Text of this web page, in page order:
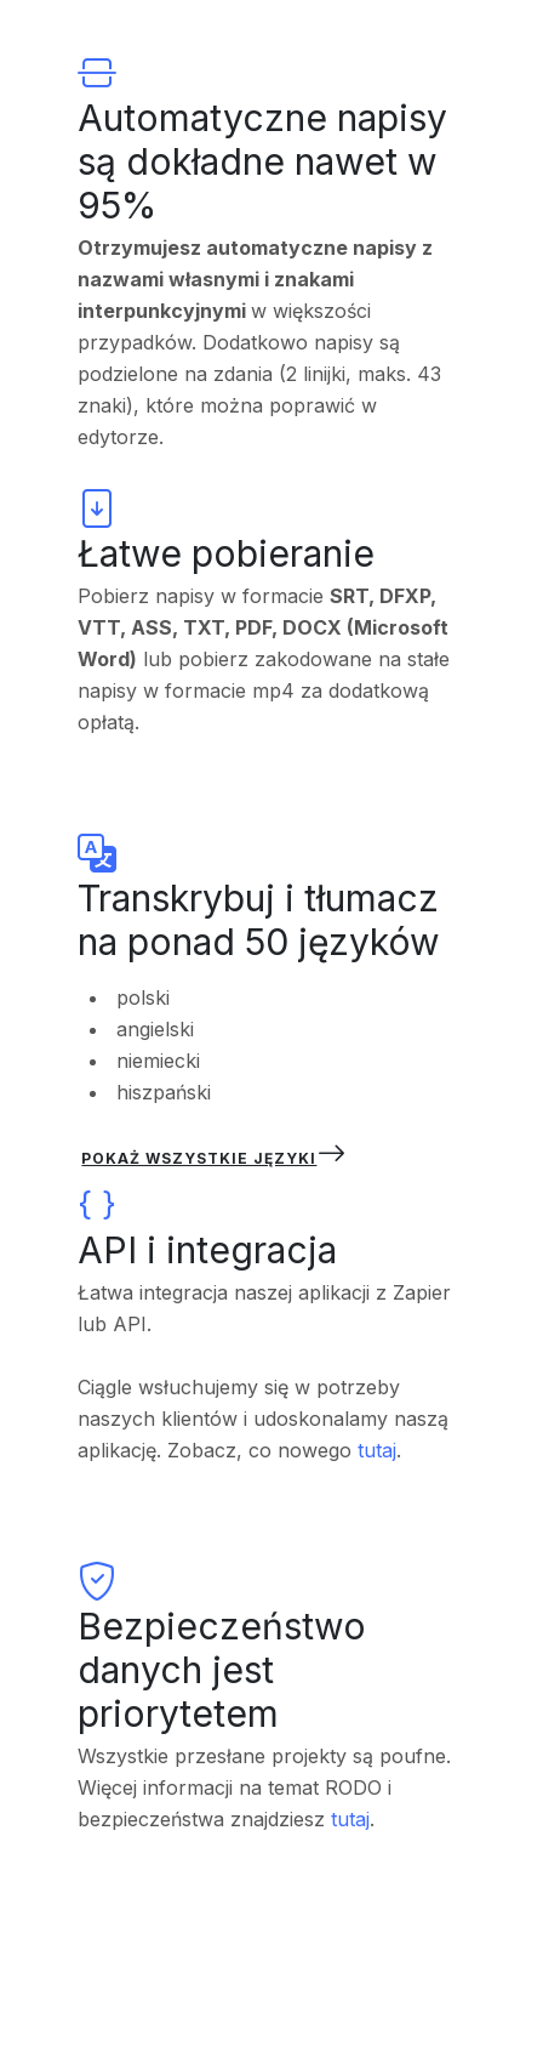
Automatyczne napisy
są dokładne nawet w
95%
Otrzymujesz automatyczne napisy z
nazwami własnymi i znakami
interpunkcyjnymiw większości
przypadków. Dodatkowo napisy są
podzielone na zdania (2 linijki, maks. 43
znaki), które można poprawić w
edytorze.
Łatwe pobieranie
Pobierz napisy w formacieSRT, DFXP,
VTT, ASS, TXT, PDF, DOCX (Microsoft
Word) lub pobierz zakodowane na stałe
napisy w formacie mp4 za dodatkową
opłatą.
Transkrybuj i tłumacz
na ponad 50 języków
polski
angielski
niemiecki
hiszpański
POKAŻ WSZYSTKIE JĘZYKI
API i integracja
Łatwa integracja naszej aplikacji z Zapier
lub API.
Ciągle wsłuchujemy się w potrzeby
naszych klientów i udoskonalamy naszą
aplikację. Zobacz, co nowegotutaj.
Bezpieczeństwo
danych jest
priorytetem
Wszystkie przesłane projekty są poufne.
Więcej informacji na temat RODO i
bezpieczeństwa znajdziesztutaj.